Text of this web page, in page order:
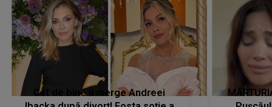
Cât de bine îi merge Andreei